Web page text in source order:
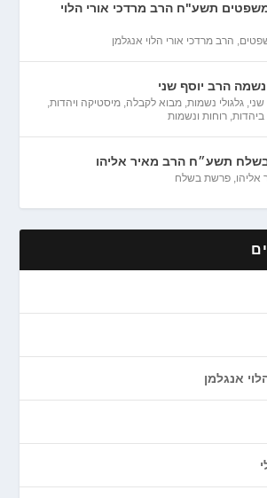
תשע"ח הרב מרדכי אורי הלוי
, הרב מרדכי אורי הלוי אנגלמן
הרב יוסף שני
שני,גלגולי נשמות,מבוא לקבלה,מיסטיקה ויהדות,
,רוחות ונשמות
תשע״ח הרב מאיר אליהו
אליהו,פרשת בשלח
אנגלמן